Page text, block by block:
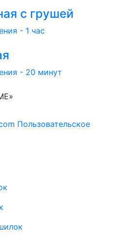
с грушей
- 1 час
- 20 минут
Пользовательское